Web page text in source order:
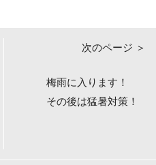
次のページ ＞
梅雨に入ります！
その後は猛暑対策！